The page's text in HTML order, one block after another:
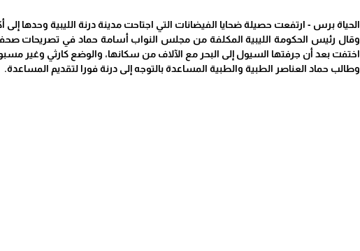
الحياة برس - ارتفعت حصيلة ضحايا الفيضانات التي اجتاحت مدينة درنة الليبية وحدها إلى أكثر من 2000 قتيل وآلاف
وقال رئيس الحكومة الليبية المكلفة من مجلس النواب أسامة حماد في تصريحات صحفية،
اختفت بعد أن جرفتها السيول إلى البحر مع الآلاف من سكانها، والوضع كارثي وغير
وطالب حماد العناصر الطبية والطبية المساعدة بالتوجه إلى درنة فورا لتقديم المساعدة.